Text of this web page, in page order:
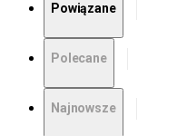
Powiązane
Polecane
Najnowsze